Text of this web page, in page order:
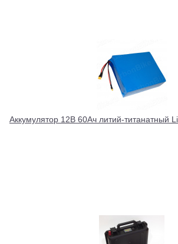
Аккумулятор 12В 60Ач литий-титанатный